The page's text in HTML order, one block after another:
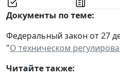
Документы по теме:
Федеральный закон от 27
"О техническом
Читайте также: